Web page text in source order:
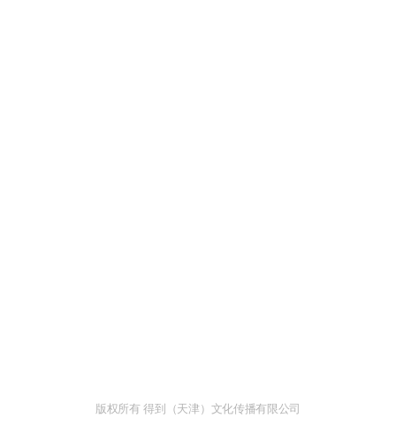
版权所有 得到（天津）文化传播有限公司